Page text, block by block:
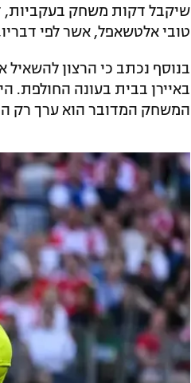
שיקבל דקות משחק בעקביות,
טובי אלטשאפל, אשר לפי
בנוסף נכתב כי הרצון
המשחק המדובר הוא ערך רק